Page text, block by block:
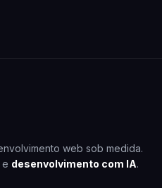
web sob medida.
e desenvolvimento com IA.